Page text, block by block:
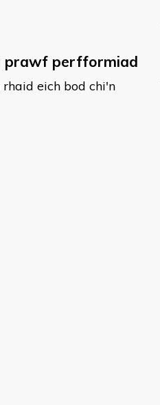
prawf perfformiad
rhaid eich bod chi'n